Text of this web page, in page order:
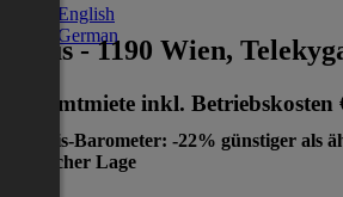
English
German
Haus - 1190 Wien,
Gesamtmiete inkl. Betriebskosten
Preis-Barometer: -22% günstiger als
gleicher Lage